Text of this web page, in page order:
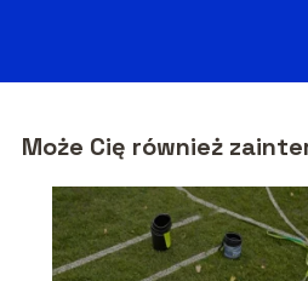
Może Cię również